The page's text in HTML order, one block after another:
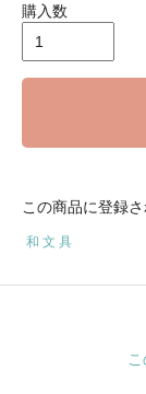
購入数
この商品に登録
和 文 具